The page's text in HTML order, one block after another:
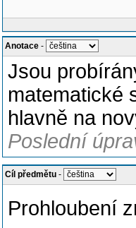
Anotace -
Jsou
matematické
hlavně na
Poslední
Cíl předmětu -
Prohloubení